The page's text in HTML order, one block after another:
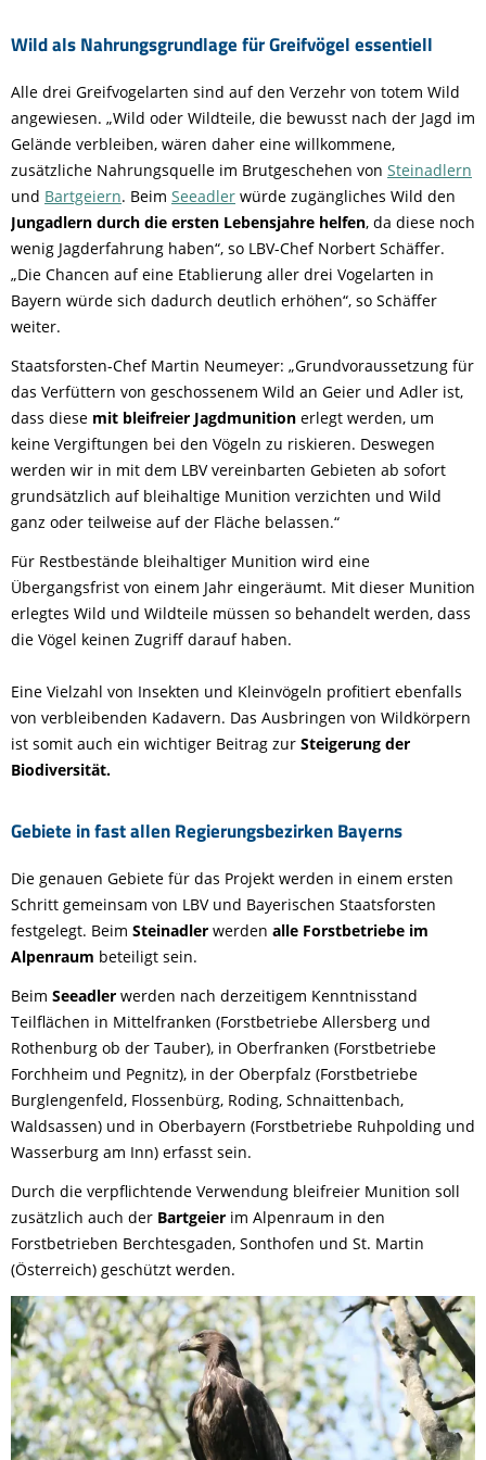
Wild als Nahrungsgrundlage für Greifvögel essentiell
Alle drei Greifvogelarten sind auf den Verzehr von totem Wild
angewiesen. „Wild oder Wildteile, die bewusst nach der Jagd im
Gelände verbleiben, wären daher eine willkommene,
zusätzliche Nahrungsquelle im Brutgeschehen von Steinadlern
und Bartgeiern. Beim Seeadler würde zugängliches Wild den
Jungadlern durch die ersten Lebensjahre helfen, da diese noch
wenig Jagderfahrung haben“, so LBV-Chef Norbert Schäffer.
„Die Chancen auf eine Etablierung aller drei Vogelarten in
Bayern würde sich dadurch deutlich erhöhen“, so Schäffer
weiter.
Staatsforsten-Chef Martin Neumeyer: „Grundvoraussetzung für
das Verfüttern von geschossenem Wild an Geier und Adler ist,
dass diese mit bleifreier Jagdmunition erlegt werden, um
keine Vergiftungen bei den Vögeln zu riskieren. Deswegen
werden wir in mit dem LBV vereinbarten Gebieten ab sofort
grundsätzlich auf bleihaltige Munition verzichten und Wild
ganz oder teilweise auf der Fläche belassen.“
Für Restbestände bleihaltiger Munition wird eine
Übergangsfrist von einem Jahr eingeräumt. Mit dieser Munition
erlegtes Wild und Wildteile müssen so behandelt werden, dass
die Vögel keinen Zugriff darauf haben.
Eine Vielzahl von Insekten und Kleinvögeln profitiert ebenfalls
von verbleibenden Kadavern. Das Ausbringen von Wildkörpern
ist somit auch ein wichtiger Beitrag zur Steigerung der
Biodiversität.
Gebiete in fast allen Regierungsbezirken Bayerns
Die genauen Gebiete für das Projekt werden in einem ersten
Schritt gemeinsam von LBV und Bayerischen Staatsforsten
festgelegt. Beim Steinadler werden alle Forstbetriebe im
Alpenraum beteiligt sein.
Beim Seeadler werden nach derzeitigem Kenntnisstand
Teilflächen in Mittelfranken (Forstbetriebe Allersberg und
Rothenburg ob der Tauber), in Oberfranken (Forstbetriebe
Forchheim und Pegnitz), in der Oberpfalz (Forstbetriebe
Burglengenfeld, Flossenbürg, Roding, Schnaittenbach,
Waldsassen) und in Oberbayern (Forstbetriebe Ruhpolding und
Wasserburg am Inn) erfasst sein.
Durch die verpflichtende Verwendung bleifreier Munition soll
zusätzlich auch der Bartgeier im Alpenraum in den
Forstbetrieben Berchtesgaden, Sonthofen und St. Martin
(Österreich) geschützt werden.